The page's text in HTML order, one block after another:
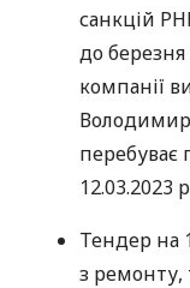
санкцій
до березня
компанії
перебуває
12.03.2023
Тендер на
з ремонту,